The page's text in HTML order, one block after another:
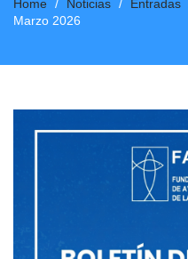
Home / Noticias / Entradas
Marzo 2026